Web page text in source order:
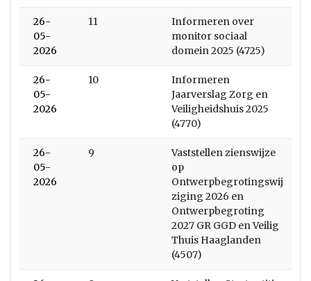
26-
05-
2026
11
Informeren over
monitor sociaal
domein 2025 (4725)
26-
05-
2026
10
Informeren
Jaarverslag Zorg en
Veiligheidshuis 2025
(4770)
26-
05-
2026
9
Vaststellen zienswijze
op
Ontwerpbegrotingswij
ziging 2026 en
Ontwerpbegroting
2027 GR GGD en Veilig
Thuis Haaglanden
(4507)